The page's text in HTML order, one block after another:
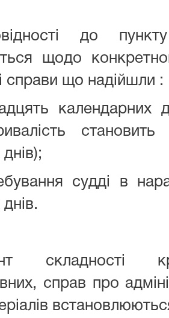
до
щодо
справи що надійшли :
календарних
судді в
складності
справ про